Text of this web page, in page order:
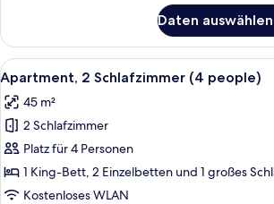
anzeigen
1
Schlafzimmer
(2
adults
and
2
children)
Daten
Alle
Fotos
für
Apartment,
2 Schlafzimmer
(4
people)
Ein
9
Apartment, 2 Schlafzimmer (4 people)
45 m²
2 Schlafzimmer
Platz für 4 Personen
1 King-Bett, 2 Einzelbetten und 1 großes
Kostenloses WLAN